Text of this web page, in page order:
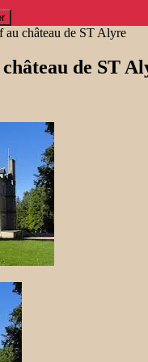
château de ST Alyre
de ST